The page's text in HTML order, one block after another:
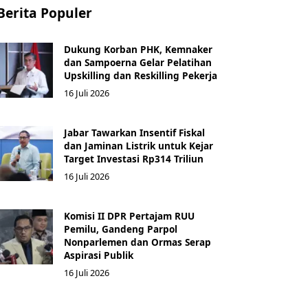
Populer
Dukung Korban PHK, Kemnaker
dan Sampoerna Gelar Pelatihan
Upskilling dan Reskilling Pekerja
16 Juli 2026
Jabar Tawarkan Insentif Fiskal
dan Jaminan Listrik untuk Kejar
Target Investasi Rp314 Triliun
16 Juli 2026
Komisi II DPR Pertajam RUU
Pemilu, Gandeng Parpol
Nonparlemen dan Ormas Serap
Aspirasi Publik
16 Juli 2026